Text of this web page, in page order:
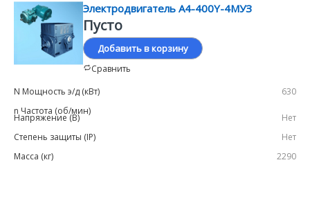
Электродвигатель А4-400Y-4МУЗ
Пусто
Добавить в корзину
Сравнить
630
Нет
Нет
2290